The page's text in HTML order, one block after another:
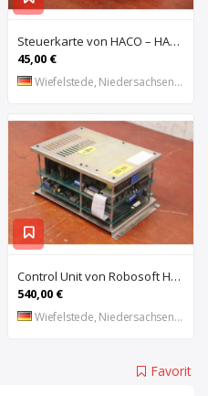
Steuerkarte von HACO – HACE 032 PPES 30135
45,00 €
Wiefelstede, Niedersachsen, DE
Control Unit von Robosoft HACO – 411-1084 / 412-0112 / 412-0094 PPES 30135
540,00 €
Wiefelstede, Niedersachsen, DE
Favorit